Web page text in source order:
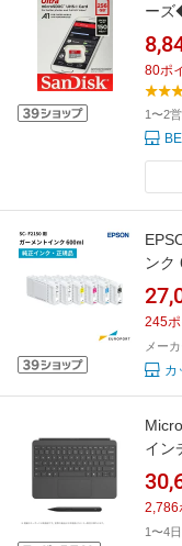
ーズ
●在
80ポ
1〜2
ンク
水性
マゼ
245
メー
カ
イン
2,786
1〜4